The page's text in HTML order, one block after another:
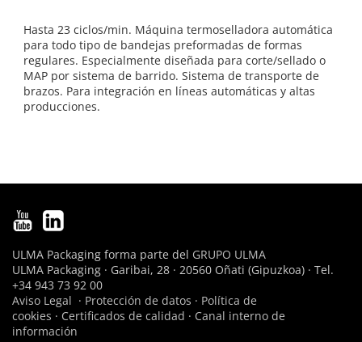
Hasta 23 ciclos/min. Máquina termoselladora automática
para todo tipo de bandejas preformadas de formas
regulares. Especialmente diseñada para corte/sellado o
MAP por sistema de barrido. Sistema de transporte de
brazos. Para integración en líneas automáticas y altas
producciones.
ULMA Packaging forma parte del GRUPO ULMA
ULMA Packaging · Garibai, 28 · 20560 Oñati (Gipuzkoa) · Tel.
+34 943 73 92 00
Aviso Legal · Protección de datos · Política de
cookies · Certificados de calidad · Canal interno de
información